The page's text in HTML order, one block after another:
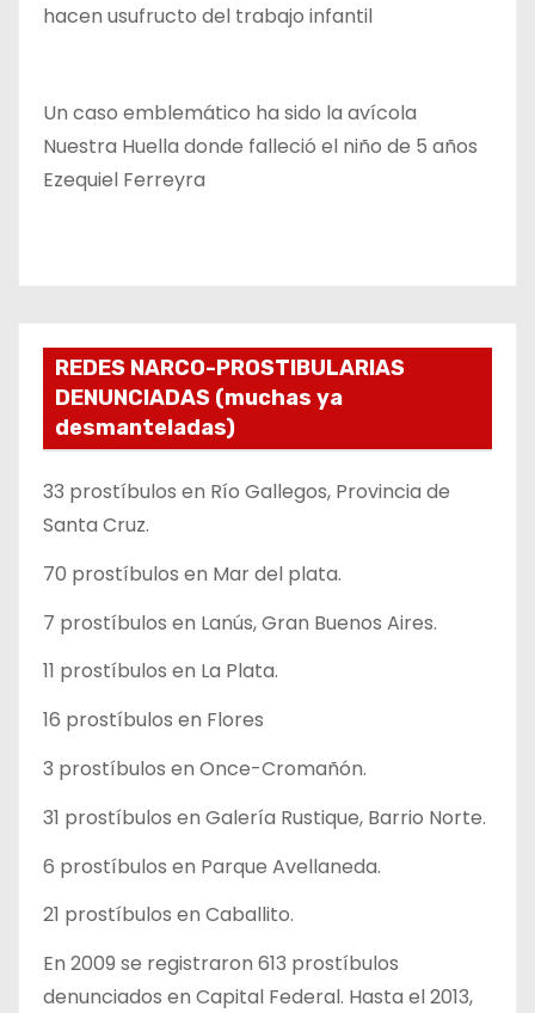
hacen usufructo del trabajo infantil
Un caso emblemático ha sido la avícola
Nuestra Huella donde falleció el niño de 5 años
Ezequiel Ferreyra
REDES NARCO-PROSTIBULARIAS
DENUNCIADAS (muchas ya
desmanteladas)
33 prostíbulos en Río Gallegos, Provincia de
Santa Cruz.
70 prostíbulos en Mar del plata.
7 prostíbulos en Lanús, Gran Buenos Aires.
11 prostíbulos en La Plata.
16 prostíbulos en Flores
3 prostíbulos en Once-Cromañón.
31 prostíbulos en Galería Rustique, Barrio Norte.
6 prostíbulos en Parque Avellaneda.
21 prostíbulos en Caballito.
En 2009 se registraron 613 prostíbulos
denunciados en Capital Federal. Hasta el 2013,